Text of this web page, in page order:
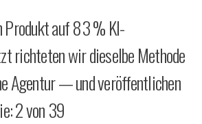
Produkt auf 83 % KI-
richteten wir dieselbe Methode
Agentur — und veröffentlichen
2 von 39